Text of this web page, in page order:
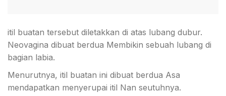
itil buatan tersebut diletakkan di atas lubang dubur.
Neovagina dibuat berdua Membikin sebuah lubang di
bagian labia.
Menurutnya, itil buatan ini dibuat berdua Asa
mendapatkan menyerupai itil Nan seutuhnya.